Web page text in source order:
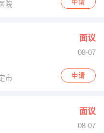
院
申请
面议
08-07
市
申请
面议
08-07